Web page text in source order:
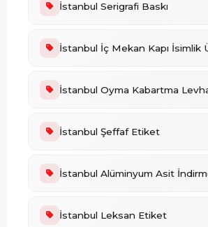
İstanbul Serigrafi Baskı
İstanbul İç Mekan Kapı İsimlik
İstanbul Oyma Kabartma
İstanbul Şeffaf Etiket
İstanbul Alüminyum Asit
İstanbul Leksan Etiket